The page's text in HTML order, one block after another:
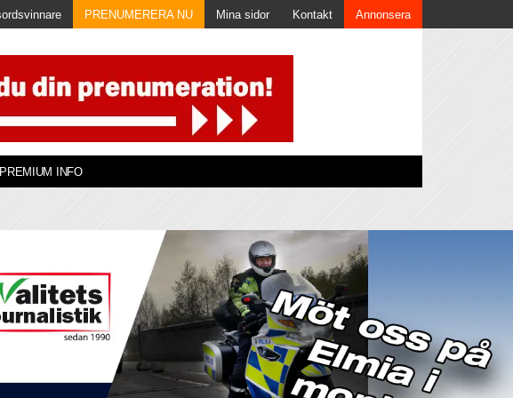
PRENUMERERA NU Mina sidor Kontakt Annonsera
PREMIUM INFO